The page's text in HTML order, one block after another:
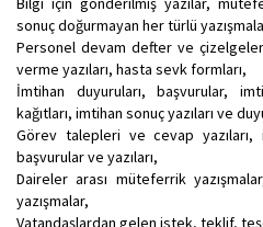
sonuç doğurmayan her türlü
Personel devam defter ve
verme yazıları, hasta sevk formları,
İmtihan duyuruları, başvurular,
kağıtları, imtihan sonuç yazıları ve
Görev talepleri ve cevap yazıları,
başvurular ve yazıları,
Daireler arası müteferrik
yazışmalar,